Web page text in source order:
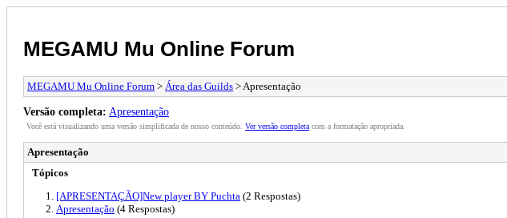
MEGAMU Mu Online Forum
MEGAMU Mu Online Forum > Área das Guilds > Apresentação
Versão completa: Apresentação
Você está visualizando uma versão simplificada de nosso conteúdo. Ver versão completa com a formatação apropriada.
Apresentação
Tópicos
[APRESENTAÇÃO]New player BY Puchta (2 Respostas)
Apresentação (4 Respostas)